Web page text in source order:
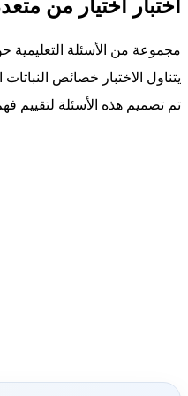
اختبار اختيار من
مجموعة من الأسئلة التعليمية
يتناول الاختبار خصائص
تم تصميم هذه الأسئلة لتقييم فهم